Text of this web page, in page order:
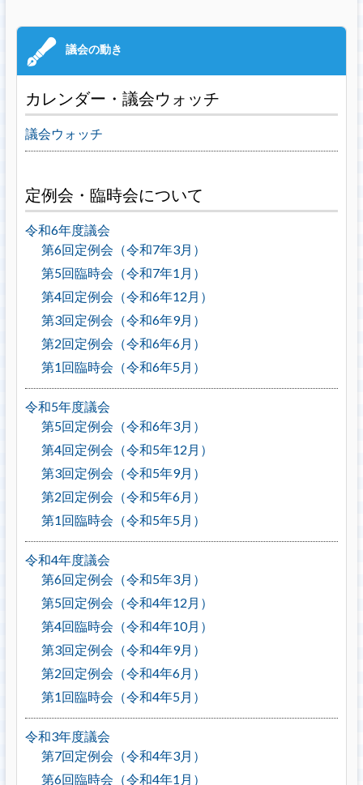
カレンダー・議会ウォッチ
議会ウォッチ
定例会・臨時会について
令和6年度議会
第6回定例会（令和7年3月）
第5回臨時会（令和7年1月）
第4回定例会（令和6年12月）
第3回定例会（令和6年9月）
第2回定例会（令和6年6月）
第1回臨時会（令和6年5月）
令和5年度議会
第5回定例会（令和6年3月）
第4回定例会（令和5年12月）
第3回定例会（令和5年9月）
第2回定例会（令和5年6月）
第1回臨時会（令和5年5月）
令和4年度議会
第6回定例会（令和5年3月）
第5回定例会（令和4年12月）
第4回臨時会（令和4年10月）
第3回定例会（令和4年9月）
第2回定例会（令和4年6月）
第1回臨時会（令和4年5月）
令和3年度議会
第7回定例会（令和4年3月）
第6回臨時会（令和4年1月）